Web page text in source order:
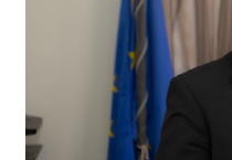
ΚΑΙ ΕΛΛΑΔΑ
ΥΓΕΙΑ-ΟΜΟΡΦΙΑ
ΠΟΛΙΤΙΣΜΟΣ